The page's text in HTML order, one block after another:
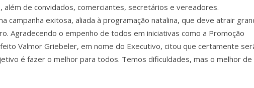
além de convidados, comerciantes, secretários e vereadores.
campanha exitosa, aliada à programação natalina, que deve atrair
Agradecendo o empenho de todos em iniciativas como a Promoção
Valmor Griebeler, em nome do Executivo, citou que certamente
é fazer o melhor para todos. Temos dificuldades, mas o melhor de